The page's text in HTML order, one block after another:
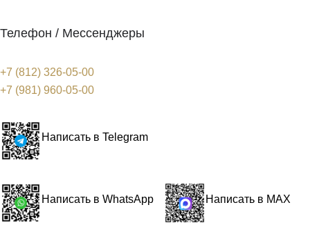
Телефон / Мессенджеры
+7 (812) 326-05-00
+7 (981) 960-05-00
Написать в Telegram
Написать в WhatsApp Написать в MAX